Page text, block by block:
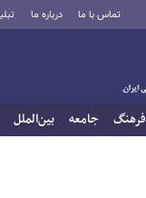
تماس با ما درباره ما
فرهنگ جامعه بین‌الملل